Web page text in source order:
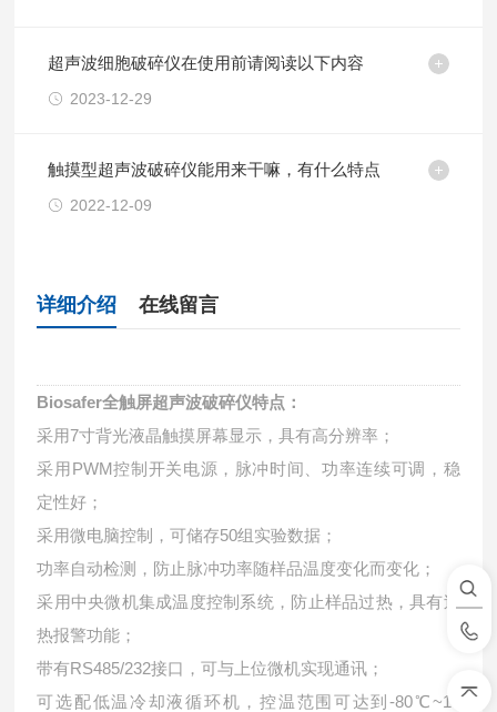
超声波细胞破碎仪在使用前请阅读以下内容
2023-12-29
触摸型超声波破碎仪能用来干嘛，有什么特点
2022-12-09
详细介绍 在线留言
Biosafer全触屏超声波破碎仪特点：
采用7寸背光液晶触摸屏幕显示，具有高分辨率；
采用PWM控制开关电源，脉冲时间、功率连续可调，稳
定性好；
采用微电脑控制，可储存50组实验数据；
功率自动检测，防止脉冲功率随样品温度变化而变化；
采用中央微机集成温度控制系统，防止样品过热，具有过
热报警功能；
带有RS485/232接口，可与上位微机实现通讯；
可选配低温冷却液循环机，控温范围可达到-80℃~10